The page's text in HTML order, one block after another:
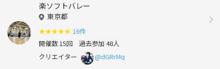
楽ソフトバレー
東京都
★★★★★ 16件
開催数 15回 過去参加 48人
クリエイター
@dGRrMq